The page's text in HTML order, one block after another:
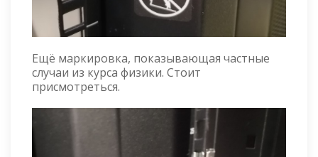
Ещё маркировка, показывающая частные
случаи из курса физики. Стоит
присмотреться.